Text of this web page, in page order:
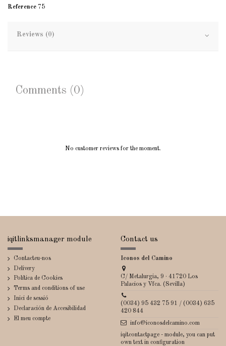
Reference 75
Reviews (0)
Comments (0)
No customer reviews for the moment.
iqitlinksmanager module
Contacteu-nos
Delivery
Política de Cookies
Terms and conditions of use
Inici de sessió
Declaración de Accesibilidad
El meu compte
Contact us
Iconos del Camino
C/ Metalurgia, 9 · 41720 Los
Palacios y Vfca. (Sevilla)
(0034) 95 432 75 91 / (0034) 635
420 844
info@iconosdelcamino.com
iqitcontactpage - module, you can put
own text in configuration